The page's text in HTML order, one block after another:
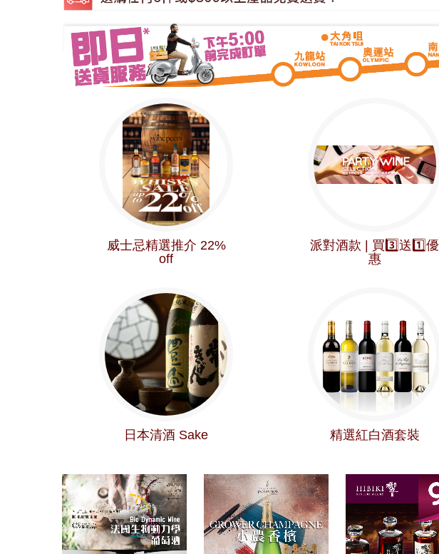
威士忌精選推介 22%
off
派對酒款 | 買3️⃣送1️⃣優
惠
日本清酒 Sake 精選紅白酒套裝